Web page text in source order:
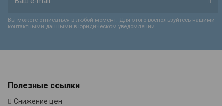
Вы можете отписаться в любой момент. Для этого воспользуйтесь нашими
контактными данными в юридическом уведомлении.
Полезные ссылки
Снижение цен